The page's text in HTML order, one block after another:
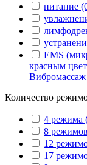
питание
EMS
красным
Количество
4 режима
8
12
17